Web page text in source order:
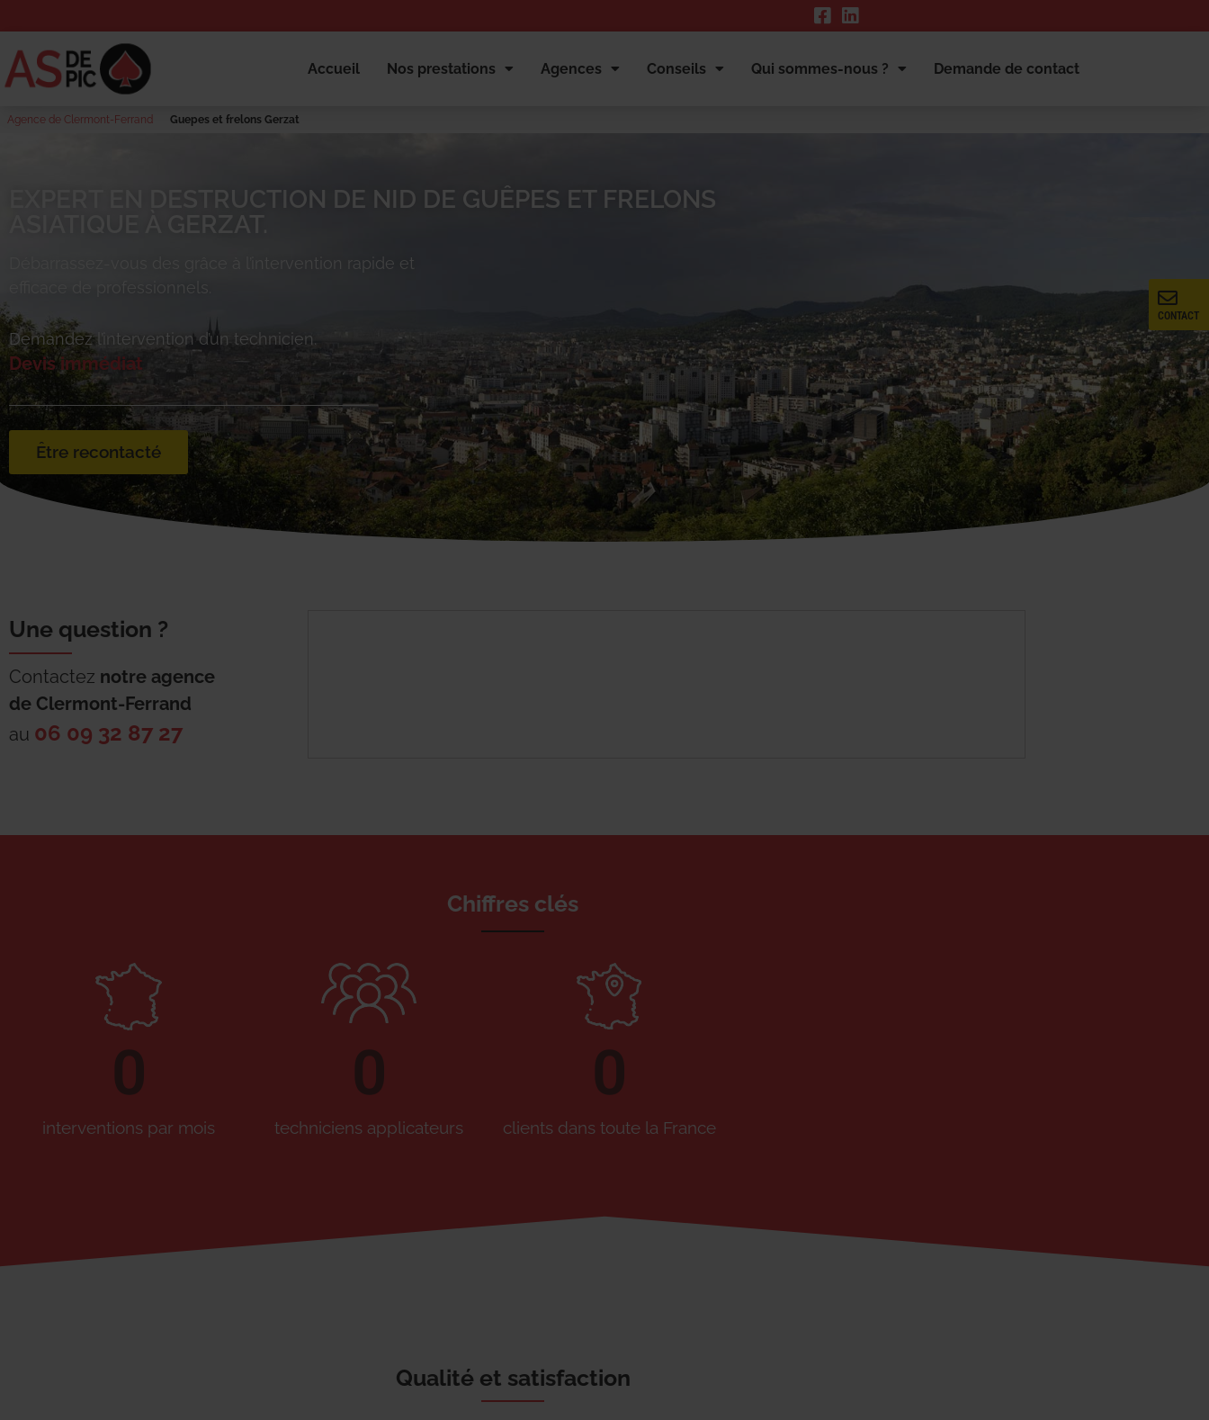
Accueil Nos prestations Agences Conseils Qui sommes-nous ? Demande de contact
Agence de Clermont-Ferrand Guepes et frelons Gerzat
CONTACT
EXPERT EN DESTRUCTION DE NID DE GUÊPES ET FRELONS
ASIATIQUE À GERZAT.
grâce à l’intervention rapide et
efficace de professionnels.
Demandez l’intervention d’un technicien.
Devis immédiat
Être recontacté
Une question ?
Contactez notre agence
de Clermont-Ferrand
au 06 09 32 87 27
Chiffres clés
interventions par mois
0
techniciens applicateurs
0
clients dans toute la France
0
Qualité et satisfaction